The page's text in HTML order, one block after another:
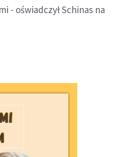
- oświadczył Schinas na